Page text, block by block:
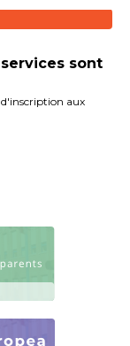
sont
aux